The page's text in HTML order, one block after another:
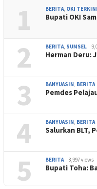
1 BERITA OKI TERKINI
Bupati OKI
2 BERITA SUMSEL
Herman Deru:
3 BANYUASIN BERITA
Pemdes
4 BANYUASIN BERITA
Salurkan BLT,
5 BERITA 8,997 views
Bupati Toha: